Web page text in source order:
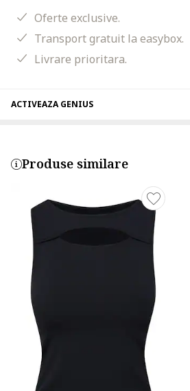
Oferte exclusive.
Transport gratuit la easybox.
Livrare prioritara.
ACTIVEAZA GENIUS
Produse similare